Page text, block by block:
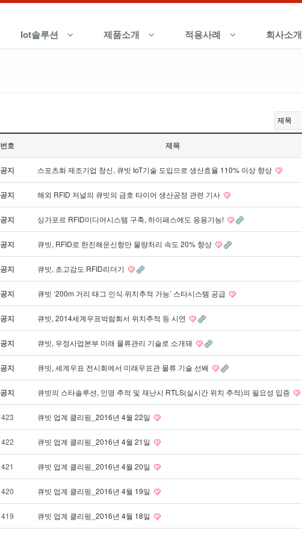
Iot솔루션 제품소개 적용사례 회사소개
번호 제목
공지 스포츠화 제조기업 창신, 큐빗 IoT기술 도입으로 생산효율 110% 이상 향상
공지 해외 RFID 저널의 큐빗의 금호 타이어 생산공정 관련 기사
공지 싱가포르 RFID미디어시스템 구축, 하이패스에도 응용가능!
공지 큐빗, RFID로 한진해운신항만 물량처리 속도 20% 향상
공지 큐빗, 초고감도 RFID리더기
공지 큐빗 ‘200m 거리 태그 인식·위치추적 가능’ 스타시스템 공급
공지 큐빗, 2014세계우표박람회서 위치추적 등 시연
공지 큐빗, 우정사업본부 미래 물류관리 기술로 소개돼
공지 큐빗, 세계우표 전시회에서 미래우표관 물류 기술 선봬
공지 큐빗의 스타솔루션, 인명 추적 및 재난시 RTLS(실시간 위치 추적)의 필요성 입증
423 큐빗 업계 클리핑_2016년 4월 22일
422 큐빗 업계 클리핑_2016년 4월 21일
421 큐빗 업계 클리핑_2016년 4월 20일
420 큐빗 업계 클리핑_2016년 4월 19일
419 큐빗 업계 클리핑_2016년 4월 18일